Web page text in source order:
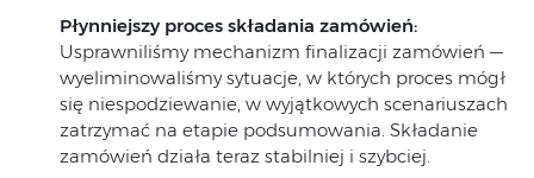
Płynniejszy proces składania zamówień:
Usprawniliśmy mechanizm finalizacji zamówień —
wyeliminowaliśmy sytuacje, w których proces mógł
się niespodziewanie, w wyjątkowych scenariuszach
zatrzymać na etapie podsumowania. Składanie
zamówień działa teraz stabilniej i szybciej.